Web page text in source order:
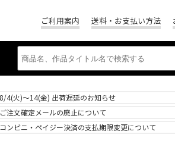
ご利用案内 送料・お支払い方法
8/4(火)～14(金) 出荷遅延のお知らせ
ご注文確定メールの廃止について
コンビニ・ペイジー決済の支払期限変更について